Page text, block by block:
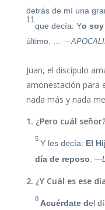
detrás de mí una
11
que decía: Yo soy
último. …
Juan, el discípulo
amonestación para
nada más y nada
1. ¿Pero cuál
5 Y les decía: El
día de reposo
2. ¿Y Cuál es ese
8 Acuérdate del